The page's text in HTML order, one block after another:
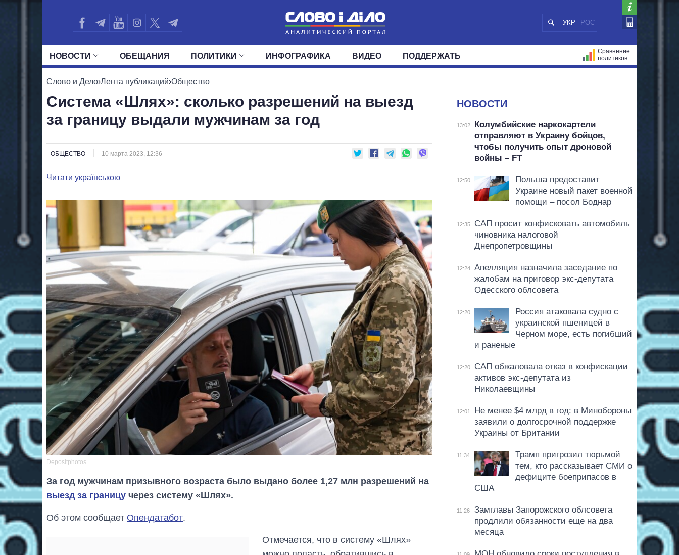
УКР РОС
НОВОСТИ
ПОЛИТИКА ЭКОНОМИКА ОБЩЕСТВО МИР
ОБЕЩАНИЯ ПОЛИТИКИ
ВСЕ ПОЛИТИКИ ПРЕЗИДЕНТ И ОФИС
ДЕПУТАТЫ КОМИТЕТЫ ФРАКЦИИ ОКРУГА
ИНФОГРАФИКА ВИДЕО ПОДДЕРЖАТЬ
Сравнение
политиков
Слово и Дело›Лента публикаций›Общество
Система «Шлях»: сколько разрешений на выезд
за границу выдали мужчинам за год
ОБЩЕСТВО 10 марта 2023, 12:36
Читати українською
Depositphotos
За год мужчинам призывного возраста было выдано более 1,27 млн разрешений на
выезд за границу через систему «Шлях».
Об этом сообщает Опендатабот.
Отмечается, что в систему «Шлях»
НОВОСТИ
13:02
Колумбийские наркокартели
отправляют в Украину бойцов,
чтобы получить опыт дроновой
войны – FT
12:50
Польша предоставит
Украине новый пакет военной
помощи – посол Боднар
12:35
САП просит конфисковать автомобиль
чиновника налоговой
Днепропетровщины
12:24
Апелляция назначила заседание по
жалобам на приговор экс-депутата
Одесского облсовета
12:20
Россия атаковала судно с
украинской пшеницей в
Черном море, есть погибший
и раненые
12:20
САП обжаловала отказ в конфискации
активов экс-депутата из
Николаевщины
12:01
Не менее $4 млрд в год: в Минобороны
заявили о долгосрочной поддержке
Украины от Британии
11:34
Трамп пригрозил тюрьмой
тем, кто рассказывает СМИ о
дефиците боеприпасов в
США
11:26
Замглавы Запорожского облсовета
продлили обязанности еще на два
месяца